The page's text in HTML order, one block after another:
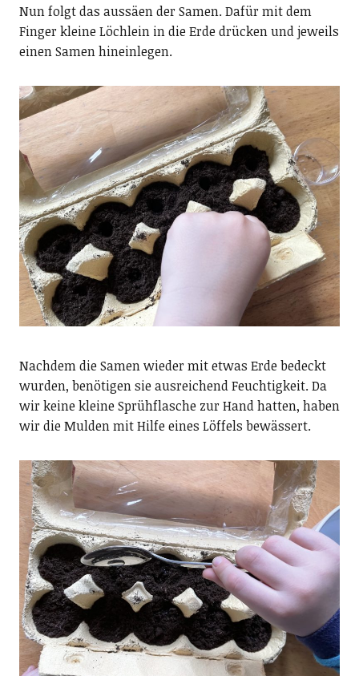
Nun folgt das aussäen der Samen. Dafür mit dem
Finger kleine Löchlein in die Erde drücken und jeweils
einen Samen hineinlegen.
Nachdem die Samen wieder mit etwas Erde bedeckt
wurden, benötigen sie ausreichend Feuchtigkeit. Da
wir keine kleine Sprühflasche zur Hand hatten, haben
wir die Mulden mit Hilfe eines Löffels bewässert.